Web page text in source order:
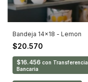
Bandeja 14x18 - Lemon
$20.570
$16.456 con Transferencia
Bancaria